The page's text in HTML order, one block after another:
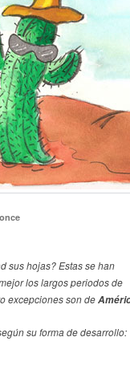
sus hojas? Estas se han
los largos periodos de
excepciones son de
su forma de desarrollo: